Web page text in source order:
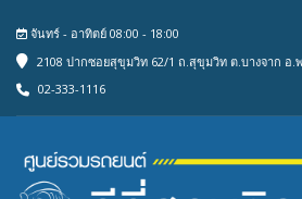
จันทร์ - อาทิตย์ 08:00 - 18:00
2108 ปากซอยสุขุมวิท 62/1 ถ.สุขุมวิท ต.บางจาก อ.
02-333-1116